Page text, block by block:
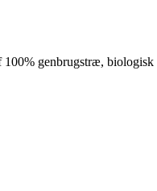
100% genbrugstræ,